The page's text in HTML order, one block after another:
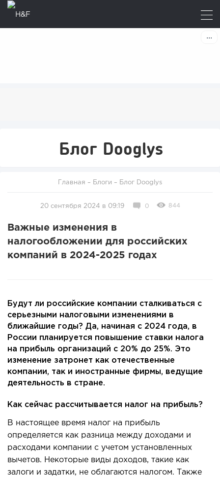
Блог Dooglys
Главная – Блоги – Блог Dooglys
20 сентября 2024 в 09:19 0 844
Важные изменения в
налогообложении для российских
компаний в 2024-2025 годах
Будут ли российские компании сталкиваться с
серьезными налоговыми изменениями в
ближайшие годы? Да, начиная с 2024 года, в
России планируется повышение ставки налога
на прибыль организаций с 20% до 25%. Это
изменение затронет как отечественные
компании, так и иностранные фирмы, ведущие
деятельность в стране.
Как сейчас рассчитывается налог на прибыль?
В настоящее время налог на прибыль
определяется как разница между доходами и
расходами компании с учетом установленных
вычетов. Некоторые виды доходов, такие как
залоги и задатки, не облагаются налогом. Также